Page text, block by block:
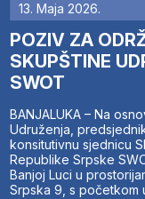
13. Maja 2026.
POZIV ZA
SKUPŠTINE
SWOT
BANJALUKA – Na
Udruženja,
konsitutivnu sjednicu
Republike Srpske
Banjoj Luci u
Srpska 9, s početkom